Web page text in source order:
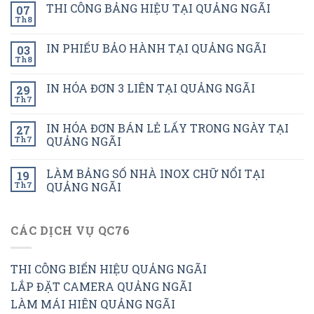
07
Th8
THI CÔNG BẢNG HIỆU TẠI QUẢNG NGÃI
03
Th8
IN PHIẾU BẢO HÀNH TẠI QUẢNG NGÃI
29
Th7
IN HÓA ĐƠN 3 LIÊN TẠI QUẢNG NGÃI
27
Th7
IN HÓA ĐƠN BÁN LẺ LẤY TRONG NGÀY TẠI
QUẢNG NGÃI
19
Th7
LÀM BẢNG SỐ NHÀ INOX CHỮ NỔI TẠI
QUẢNG NGÃI
CÁC DỊCH VỤ QC76
THI CÔNG BIỂN HIỆU QUẢNG NGÃI
LẮP ĐẶT CAMERA QUẢNG NGÃI
LÀM MÁI HIÊN QUẢNG NGÃI